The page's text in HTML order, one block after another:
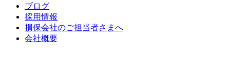
ブログ
採用情報
損保会社のご担当者さまへ
会社概要